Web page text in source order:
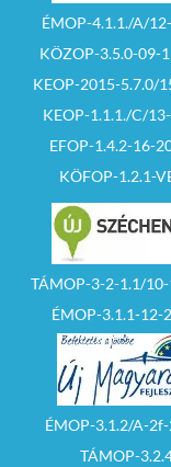
ÉMOP-4.1.1./A/
KÖZOP-3.5.0-09-
KEOP-2015-5.7.0/
KEOP-1.1.1./C/
EFOP-1.4.2-16-
KÖFOP-1.2.1-
TÁMOP-3-2-1.1/
ÉMOP-3.1.1-12-
ÉMOP-3.1.2/A-
TÁMOP-